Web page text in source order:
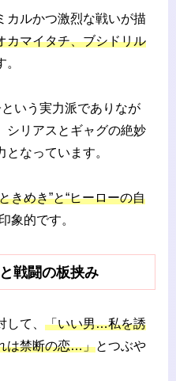
カルかつ激烈な戦いが描
カマイタチ、ブシドリル
。
いう実力派でありなが
シリアスとギャグの絶妙
なっています。
きめき”と“ヒーローの自
象的です。
戦闘の板挟み
て、 「いい男…私を誘
は禁断の恋…」とつぶや